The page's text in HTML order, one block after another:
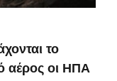
το
αέρος οι ΗΠΑ